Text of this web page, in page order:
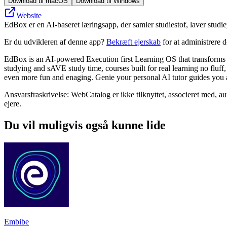
Website
EdBox er en AI-baseret læringsapp, der samler studiestof, laver
Er du udvikleren af denne app? Bekræft ejerskab for at administrere
EdBox is an AI-powered Execution first Learning OS that
studying and sAVE study time, courses built for real learning no
even more fun and enaging. Genie your personal AI tutor guides you
Ansvarsfraskrivelse: WebCatalog er ikke tilknyttet, associeret med,
ejere.
Du vil muligvis også kunne lide
Embibe